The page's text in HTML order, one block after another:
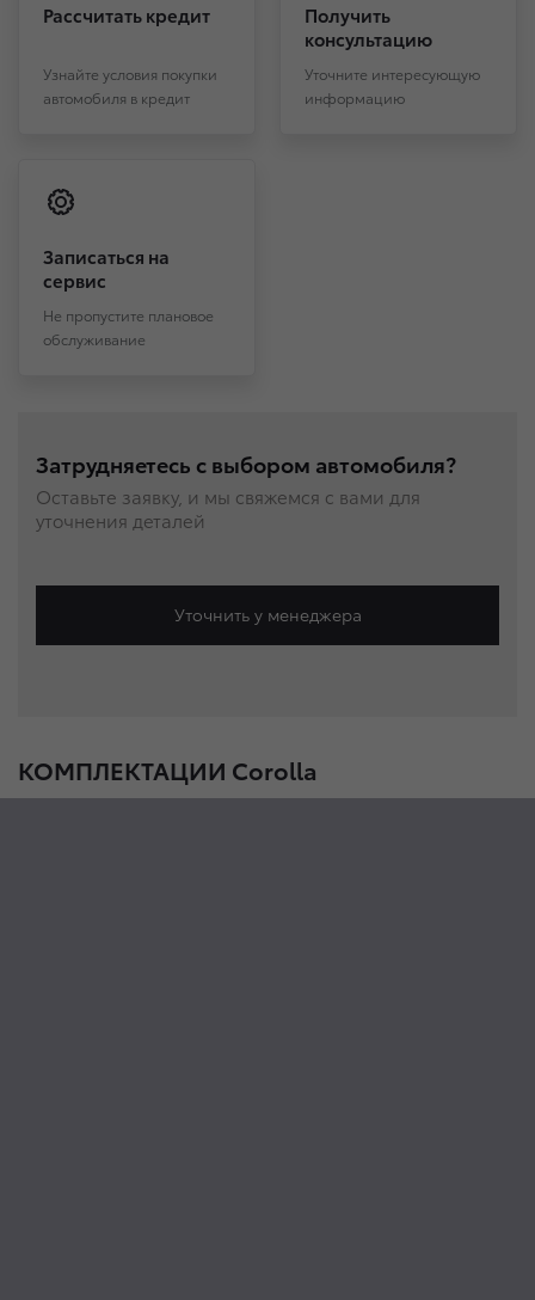
Рассчитать кредит
Узнайте условия покупки
автомобиля в кредит
Получить
консультацию
Уточните интересующую
информацию
Записаться на
сервис
Не пропустите плановое
обслуживание
Затрудняетесь с выбором автомобиля?
Оставьте заявку, и мы свяжемся с вами для
уточнения деталей
Уточнить у менеджера
КОМПЛЕКТАЦИИ Corolla